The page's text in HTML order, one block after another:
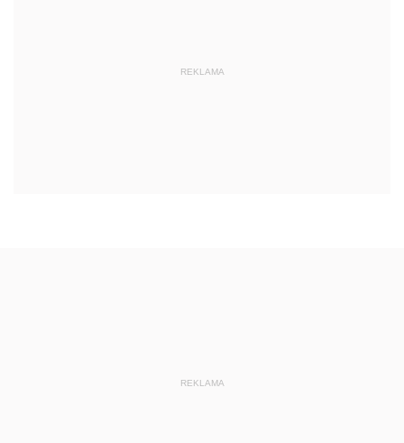
REKLAMA
REKLAMA